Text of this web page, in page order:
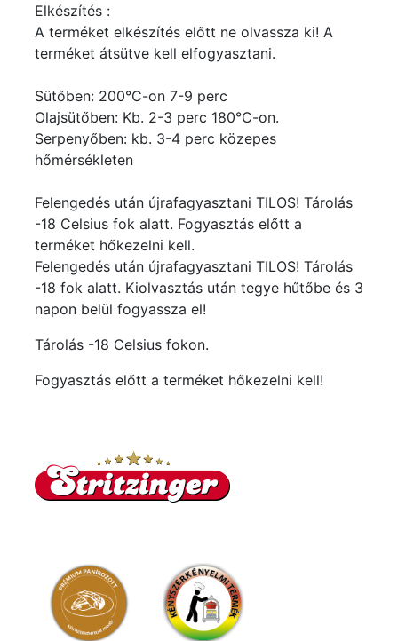
Elkészítés :
A terméket elkészítés előtt ne olvassza ki! A
terméket átsütve kell elfogyasztani.
Sütőben: 200°C-on 7-9 perc
Olajsütőben: Kb. 2-3 perc 180°C-on.
Serpenyőben: kb. 3-4 perc közepes
hőmérsékleten
Felengedés után újrafagyasztani TILOS! Tárolás
-18 Celsius fok alatt. Fogyasztás előtt a
terméket hőkezelni kell.
Felengedés után újrafagyasztani TILOS! Tárolás
-18 fok alatt. Kiolvasztás után tegye hűtőbe és 3
napon belül fogyassza el!
Tárolás -18 Celsius fokon.
Fogyasztás előtt a terméket hőkezelni kell!